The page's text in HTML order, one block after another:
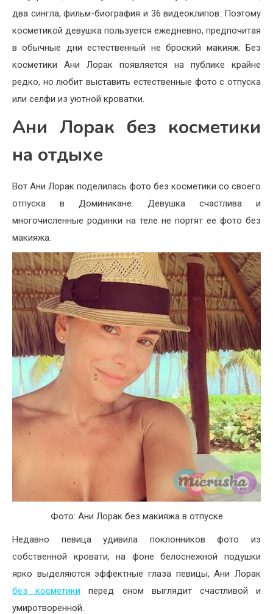
два сингла, фильм-биография и 36 видеоклипов. Поэтому
косметикой девушка пользуется ежедневно, предпочитая
в обычные дни естественный не броский макияж. Без
косметики Ани Лорак появляется на публике крайне
редко, но любит выставить естественные фото с отпуска
или селфи из уютной кроватки.
Ани Лорак без косметики
на отдыхе
Вот Ани Лорак поделилась фото без косметики со своего
отпуска в Доминикане. Девушка счастлива и
многочисленные родинки на теле не портят ее фото без
макияжа.
Фото: Ани Лорак без макияжа в отпуске
Недавно певица удивила поклонников фото из
собственной кровати, на фоне белоснежной подушки
ярко выделяются эффектные глаза певицы, Ани Лорак
без косметики перед сном выглядит счастливой и
умиротворенной.